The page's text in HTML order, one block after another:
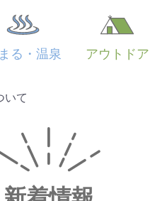
る・温泉 アウトドア
いて